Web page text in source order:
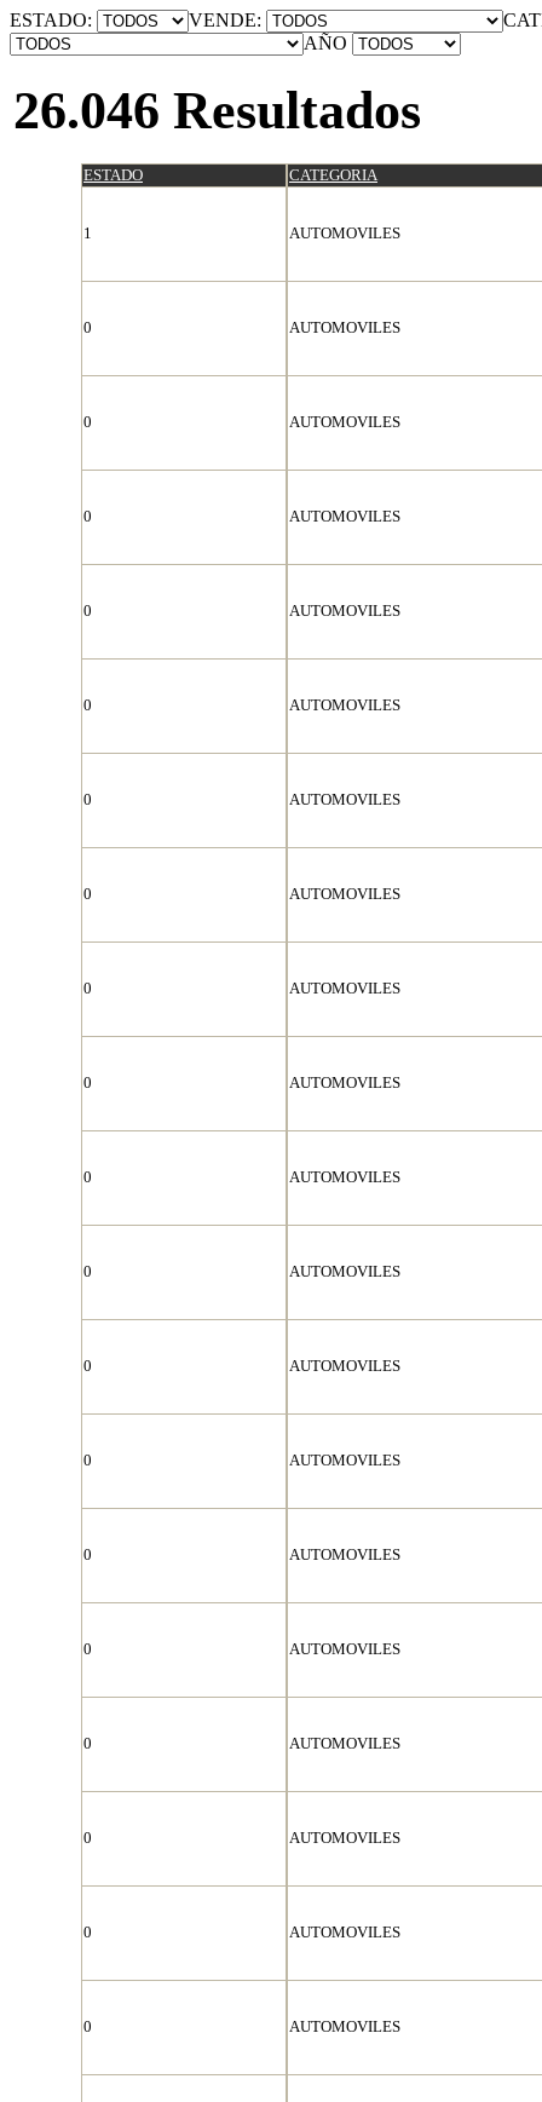
ESTADO: VENDE:
AÑO
26.046 Resultados
ESTADO CATEGORIA
1 AUTOMOVILES
0 AUTOMOVILES
0 AUTOMOVILES
0 AUTOMOVILES
0 AUTOMOVILES
0 AUTOMOVILES
0 AUTOMOVILES
0 AUTOMOVILES
0 AUTOMOVILES
0 AUTOMOVILES
0 AUTOMOVILES
0 AUTOMOVILES
0 AUTOMOVILES
0 AUTOMOVILES
0 AUTOMOVILES
0 AUTOMOVILES
0 AUTOMOVILES
0 AUTOMOVILES
0 AUTOMOVILES
0 AUTOMOVILES